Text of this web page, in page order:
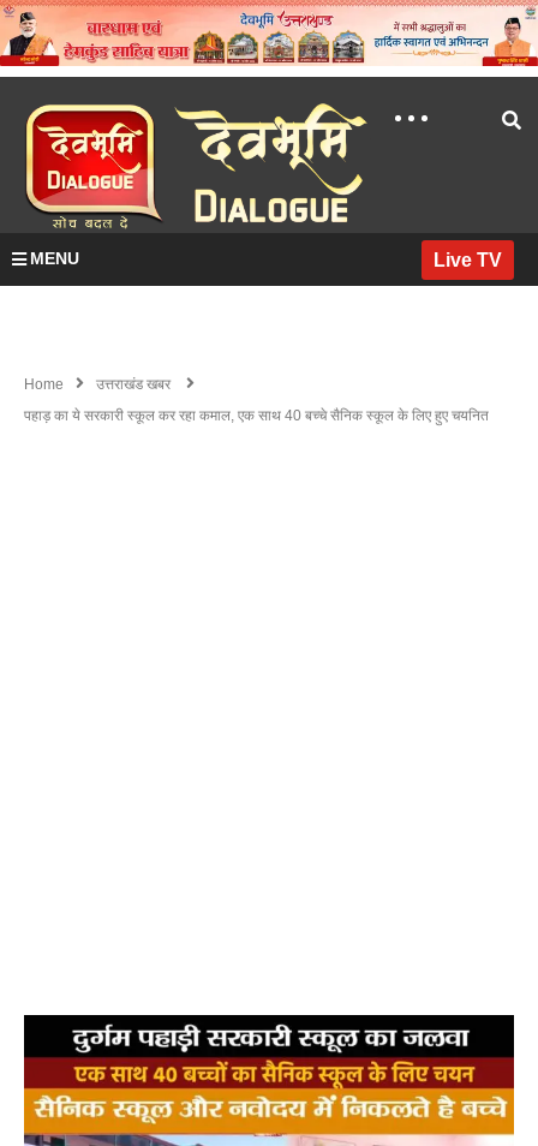
MENU Live TV
Home
उत्तराखंड खबर
पहाड़ का ये सरकारी स्कूल कर रहा कमाल, एक साथ 40 बच्चे सैनिक स्कूल के लिए हुए चयनित